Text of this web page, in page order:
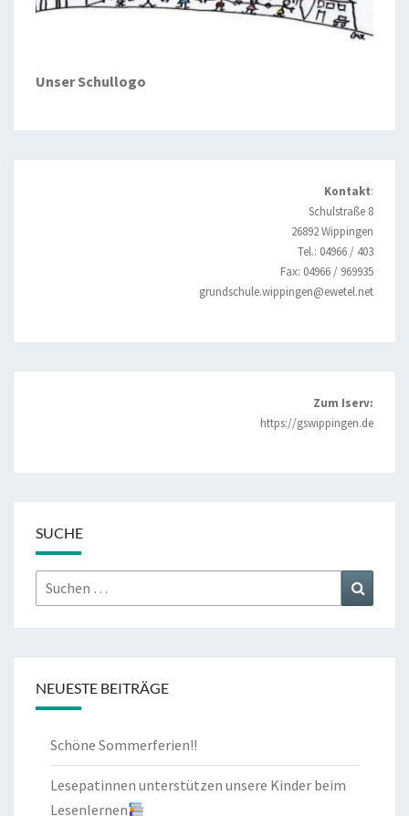
Unser Schullogo
Kontakt:
Schulstraße 8
26892 Wippingen
Tel.: 04966 / 403
Fax: 04966 / 969935
grundschule.wippingen@ewetel.net
Zum Iserv:
https://gswippingen.de
SUCHE
Suchen
nach:
NEUESTE BEITRÄGE
Schöne Sommerferien!!
Lesepatinnen unterstützen unsere Kinder beim
Lesenlernen